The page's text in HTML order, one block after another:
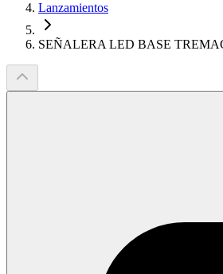
Lanzamientos
SEÑALERA LED BASE